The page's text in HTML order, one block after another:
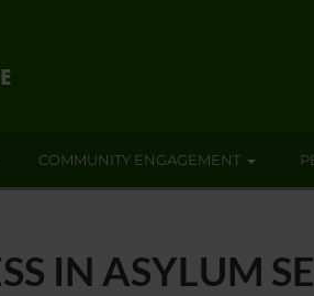
COMMUNITY ENGAGEMENT
IN ASYLUM